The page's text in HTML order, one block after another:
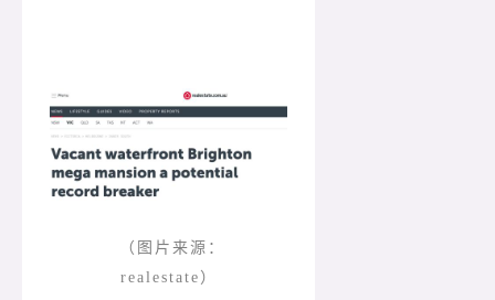
（图片来源：
realestate）